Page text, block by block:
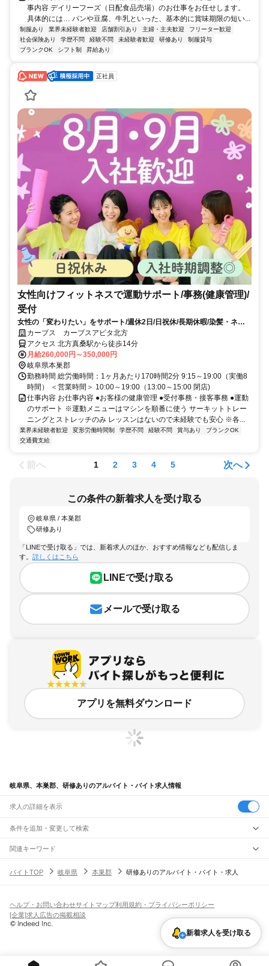
事内容 デイリーフーズ（日配食品売場）のお仕事をお任せします。
具体的には… パンや豆腐、牛乳といった、基本的に賞味期限の短い...
制服あり 業界未経験者歓迎 店舗割引あり 主婦・主夫歓迎
フリーター歓迎
社会保険あり
学歴不問 経験不問 未経験者歓迎 研修あり
制服貸与
ブランクOK
シフト制 昇給あり
正社員
女性向けフィットネスで運動サポート/事務(健康管理)/
受付
女性の「変わりたい」をサポート/週休2日/日祝休/長期休暇/染髪・ネイ
ルOK※規定内
カーブス カーブスアピタ北方
アクセス 北方真桑駅から徒歩14分
月給260,000円～350,000円
岐阜県本巣郡
勤務時間 総労働時間：1ヶ月あたり170時間2分 9:15～19:00（実働8
時間） ＜営業時間＞ 10:00～19:00（13:00～15:00 閉店)
仕事内容 お仕事内容 ●お客様の健康管理 ●受付事務・接客事務 ●運動
のサポート ※運動メニューはマシンを順番に使う サーキットトレー
ニングとストレッチのみ レッスンはないので未経験でも安心 ※各...
業界未経験者歓迎 変形労働時間制 学歴不問 経験不問 賞与あり
ブランクOK
交通費支給
前へ 1 2 3 4 5 次へ
この条件の新着求人を受け取る
岐阜県 / 本巣郡
研修あり
「LINEで受け取る」では、新着求人のほか、おすすめ情報なども配信しま
す。 詳しくはこちら
LINEで受け取る
メールで受け取る
アプリを無料ダウンロード
岐阜県、本巣郡、研修ありのアルバイト・バイト求人情報
求人の詳細を表示
条件を追加・変更して検索
市区町村を追加・変更
岐阜県すべて
海津市羽島郡養老郡 不破郡 安八郡揖斐郡 本巣郡 加茂郡可児郡大野郡
駅を追加・変更
古虎渓駅多治見駅 土岐市駅 瑞浪駅釜戸駅武並駅恵那駅 美乃坂本駅
落合川駅坂下駅
JR高山本線
坂祝駅 美濃太田駅古井駅中川辺駅
焼石駅下呂駅禅昌寺駅飛騨萩原駅
飲食・フードサービス
飲食・フードサービス
ホールスタッフ
皿洗い・洗い場精肉・鮮魚加工
バー（BAR）・バーテンダー
飲食店（店長・マネージャー）
営業・販売
特徴を追加・変更
人気
髪型・髪色自由ひげOKネイルOK
留学生・外国人活躍中
関連キーワード
岐阜県 本巣市 のお仕事 岐阜県 本巣市 塾講師
バイトTOP 岐阜県 本巣郡 研修ありのアルバイト・バイト・求人
新着求人を受け取る
ヘルプ・お問い合わせサイトマップ利用規約・プライバシーポリシー
[企業]求人広告の掲載相談